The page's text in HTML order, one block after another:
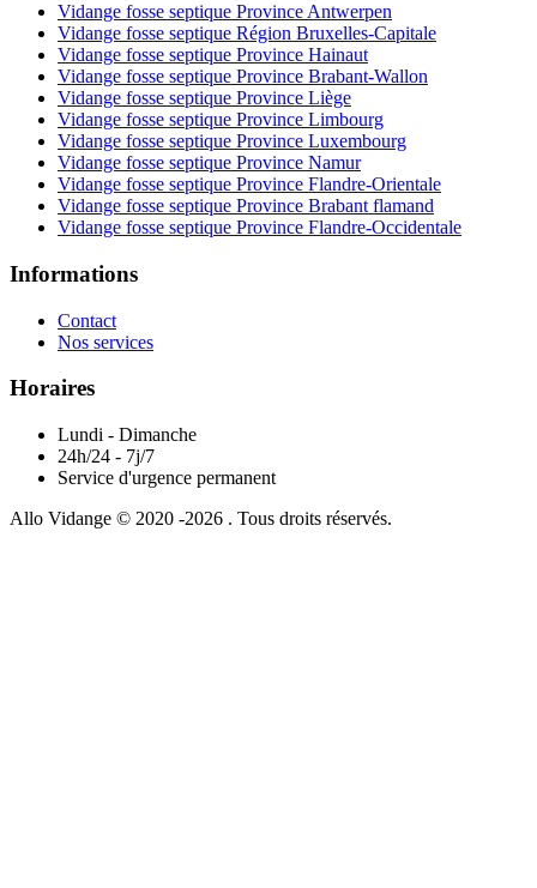
Vidange fosse septique Province Antwerpen
Vidange fosse septique Région Bruxelles-Capitale
Vidange fosse septique Province Hainaut
Vidange fosse septique Province Brabant-Wallon
Vidange fosse septique Province Liège
Vidange fosse septique Province Limbourg
Vidange fosse septique Province Luxembourg
Vidange fosse septique Province Namur
Vidange fosse septique Province Flandre-Orientale
Vidange fosse septique Province Brabant flamand
Vidange fosse septique Province Flandre-Occidentale
Informations
Contact
Nos services
Horaires
Lundi - Dimanche
24h/24 - 7j/7
Service d'urgence permanent
Allo Vidange © 2020 -2026 . Tous droits réservés.